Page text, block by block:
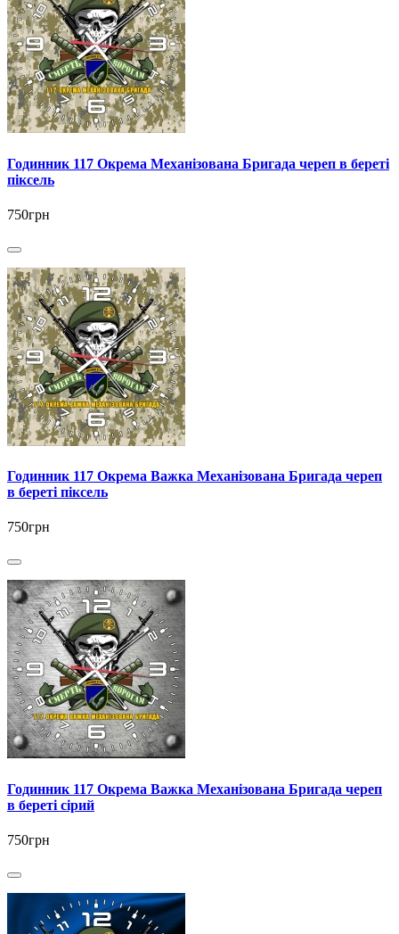
Годинник 117 Окрема Механізована Бригада череп в береті
піксель
750грн
Годинник 117 Окрема Важка Механізована Бригада череп
в береті піксель
750грн
Годинник 117 Окрема Важка Механізована Бригада череп
в береті сірий
750грн